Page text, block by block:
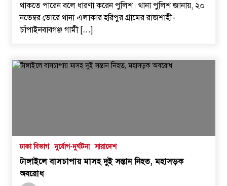
থাকতে পারেন বলে ধারণা করেন পুলিশ। থানা পুলিশ জানায়, ২০
নভেম্বর ভোরে থানা এলাকার হরিপুর গ্রামের রাজশাহী-
চাঁপাইনবাবগঞ্জ গামী […]
ঢাকা বিভাগ দুর্যোগ-দুর্ঘটনা সারাদেশ
টাঙ্গাইলে বাসচাপায় মাসহ দুই সন্তান নিহত, মহাসড়ক
অবরোধ